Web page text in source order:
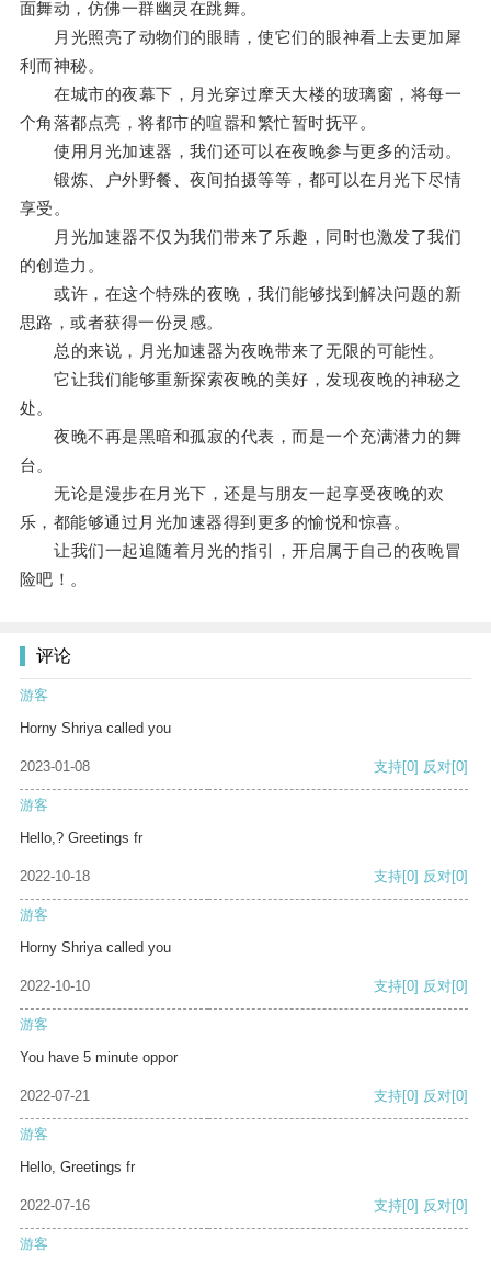
面舞动，仿佛一群幽灵在跳舞。
月光照亮了动物们的眼睛，使它们的眼神看上去更加犀
利而神秘。
在城市的夜幕下，月光穿过摩天大楼的玻璃窗，将每一
个角落都点亮，将都市的喧嚣和繁忙暂时抚平。
使用月光加速器，我们还可以在夜晚参与更多的活动。
锻炼、户外野餐、夜间拍摄等等，都可以在月光下尽情
享受。
月光加速器不仅为我们带来了乐趣，同时也激发了我们
的创造力。
或许，在这个特殊的夜晚，我们能够找到解决问题的新
思路，或者获得一份灵感。
总的来说，月光加速器为夜晚带来了无限的可能性。
它让我们能够重新探索夜晚的美好，发现夜晚的神秘之
处。
夜晚不再是黑暗和孤寂的代表，而是一个充满潜力的舞
台。
无论是漫步在月光下，还是与朋友一起享受夜晚的欢
乐，都能够通过月光加速器得到更多的愉悦和惊喜。
让我们一起追随着月光的指引，开启属于自己的夜晚冒
险吧！。
评论
游客
Horny Shriya called you
2023-01-08 支持[0] 反对[0]
游客
Hello,? Greetings fr
2022-10-18 支持[0] 反对[0]
游客
Horny Shriya called you
2022-10-10 支持[0] 反对[0]
游客
You have 5 minute oppor
2022-07-21 支持[0] 反对[0]
游客
Hello, Greetings fr
2022-07-16 支持[0] 反对[0]
游客